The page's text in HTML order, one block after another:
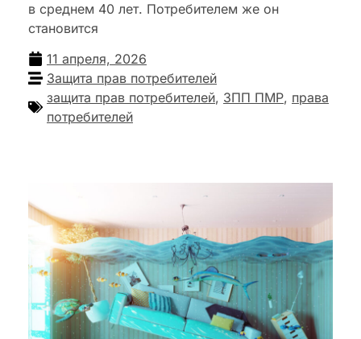
в среднем 40 лет. Потребителем же он
становится
11 апреля, 2026
Защита прав потребителей
защита прав потребителей, ЗПП ПМР, права
потребителей